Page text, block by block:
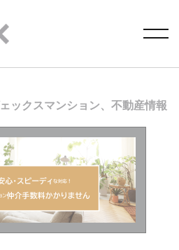
ックスマンション、不動産情報